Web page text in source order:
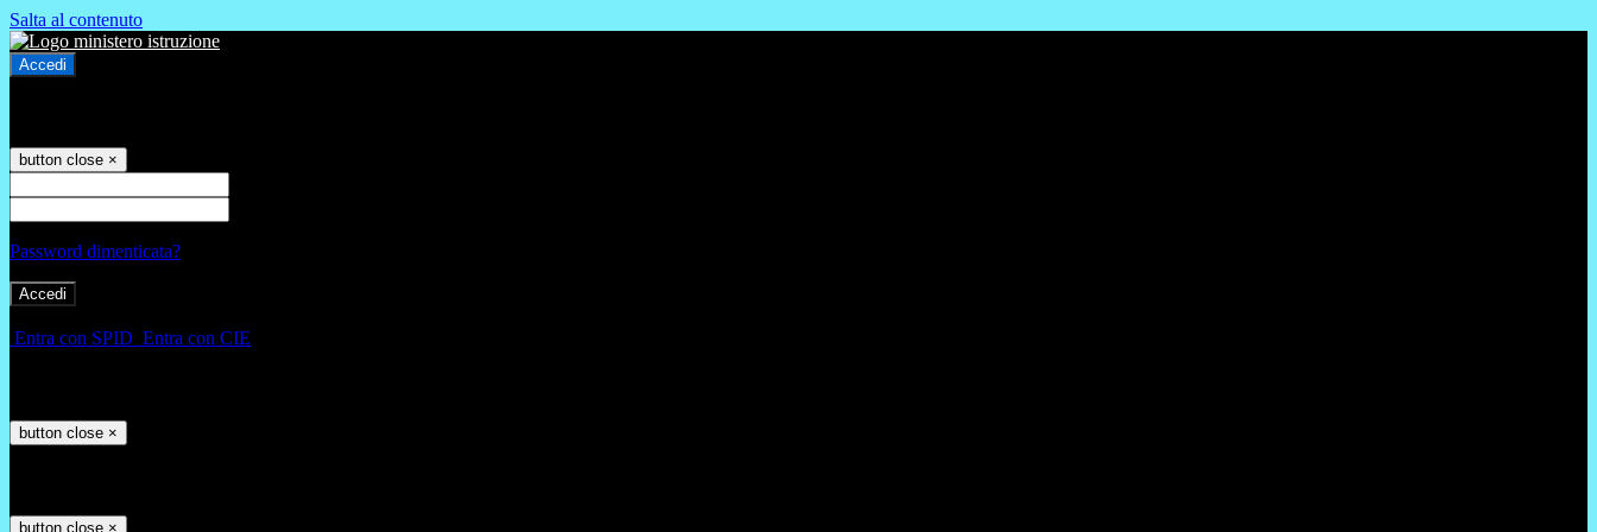
Salta al contenuto
Accedi
button close ×
Password dimenticata?
Entra con SPID Entra con CIE
button close ×
button close ×